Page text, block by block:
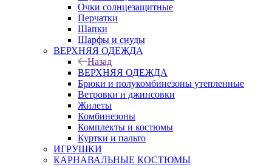
Очки солнцезащитные
Перчатки
Шапки
Шарфы и снуды
ВЕРХНЯЯ ОДЕЖДА
Назад
ВЕРХНЯЯ ОДЕЖДА
Брюки и полукомбинезоны утепленные
Ветровки и джинсовки
Жилеты
Комбинезоны
Комплекты и костюмы
Куртки и пальто
ИГРУШКИ
КАРНАВАЛЬНЫЕ КОСТЮМЫ